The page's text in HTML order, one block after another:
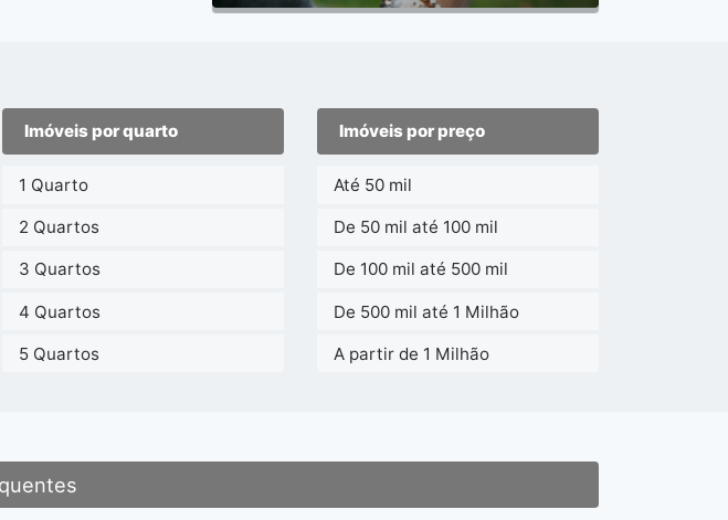
Imóveis por quarto
1 Quarto
2 Quartos
3 Quartos
4 Quartos
5 Quartos
Imóveis por preço
Até 50 mil
De 50 mil até 100 mil
De 100 mil até 500 mil
De 500 mil até 1 Milhão
A partir de 1 Milhão